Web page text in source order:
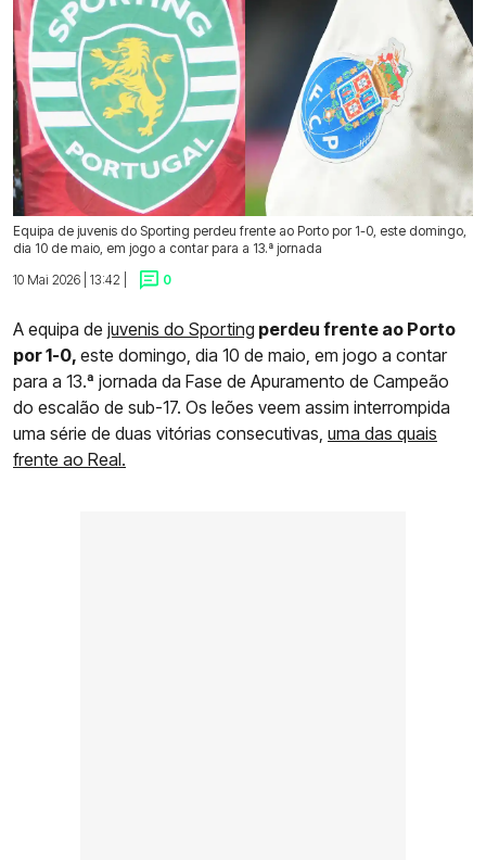
Equipa de juvenis do Sporting perdeu frente ao Porto por 1-0, este domingo,
dia 10 de maio, em jogo a contar para a 13.ª jornada
10 Mai 2026 | 13:42 |
0
A equipa de juvenis do Sporting perdeu frente ao Porto
por 1-0, este domingo, dia 10 de maio, em jogo a contar
para a 13.ª jornada da Fase de Apuramento de Campeão
do escalão de sub-17. Os leões veem assim interrompida
uma série de duas vitórias consecutivas, uma das quais
frente ao Real.